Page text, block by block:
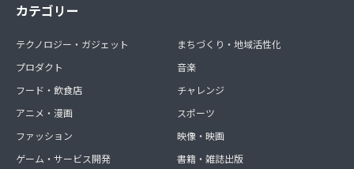
カテゴリー
テクノロジー・ガジェット
プロダクト
フード・飲食店
アニメ・漫画
ファッション
ゲーム・サービス開発
まちづくり・地域活性化
音楽
チャレンジ
スポーツ
映像・映画
書籍・雑誌出版